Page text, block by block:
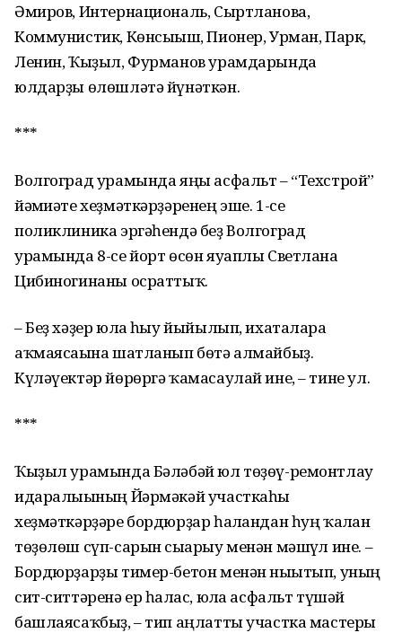
Әмиров, Интернациональ, Сыртланова,
Коммунистик, Көнсығыш, Пионер, Урман, Парк,
Ленин, Ҡыҙыл, Фурманов урамдарында
юлдарҙы өлөшләтә йүнәткән.
***
Волгоград урамында яңы асфальт – “Техстрой”
йәмғиәте хеҙмәткәрҙәренең эше. 1-се
поликлиника эргәһендә беҙ Волгоград
урамында 8-се йорт өсөн яуаплы Светлана
Цибиногинаны осраттыҡ.
– Беҙ хәҙер юлға һыу йыйылып, ихаталарға
аҡмаясағына шатланып бөтә алмайбыҙ.
Күләүектәр йөрөргә ҡамасаулай ине, – тине ул.
***
Ҡыҙыл урамында Бәләбәй юл төҙөү-ремонтлау
идаралығының Йәрмәкәй участкаһы
хеҙмәткәрҙәре бордюрҙар һалғандан һуң ҡалған
төҙөлөш сүп-сарын сығарыу менән мәшғүл ине. –
Бордюрҙарҙы тимер-бетон менән нығытып, уның
сит-ситтәренә ер һалғас, юлға асфальт түшәй
башлаясаҡбыҙ, – тип аңлатты участка мастеры